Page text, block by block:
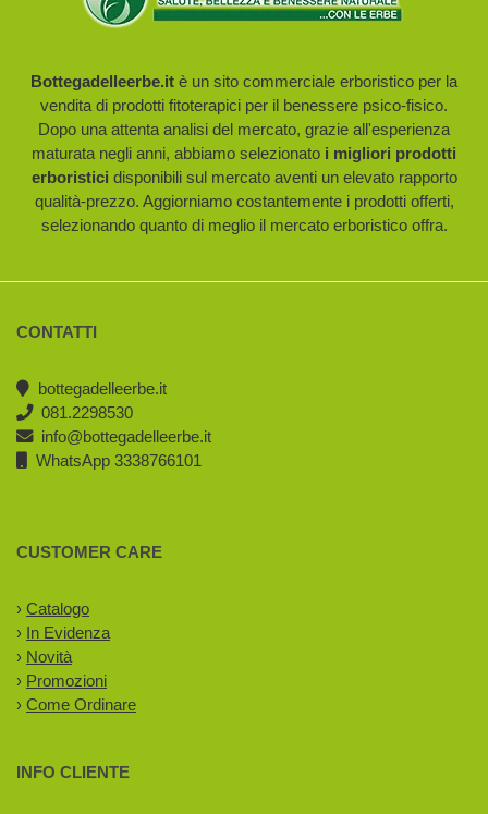
Bottegadelleerbe.it è un sito commerciale erboristico per la
vendita di prodotti fitoterapici per il benessere psico-fisico.
Dopo una attenta analisi del mercato, grazie all'esperienza
maturata negli anni, abbiamo selezionato i migliori prodotti
erboristici disponibili sul mercato aventi un elevato rapporto
qualità-prezzo. Aggiorniamo costantemente i prodotti offerti,
selezionando quanto di meglio il mercato erboristico offra.
CONTATTI
bottegadelleerbe.it
081.2298530
info@bottegadelleerbe.it
WhatsApp 3338766101
CUSTOMER CARE
› Catalogo
› In Evidenza
› Novità
› Promozioni
› Come Ordinare
INFO CLIENTE